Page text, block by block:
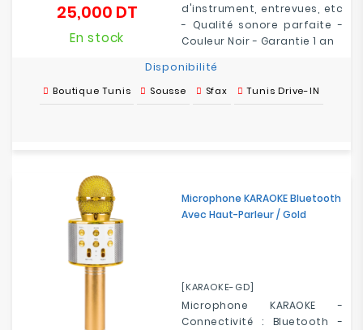
d'instrument, entrevues, etc
- Qualité sonore parfaite -
Couleur Noir - Garantie 1 an
25,000 DTPrix
En stock
Disponibilité
Boutique Tunis Sousse Sfax Tunis Drive-IN
Microphone KARAOKE Bluetooth
Avec Haut-Parleur / Gold
[KARAOKE-GD]
Microphone KARAOKE -
Connectivité : Bluetooth -